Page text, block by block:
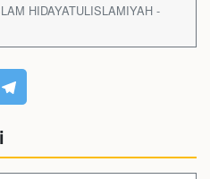
HIDAYATULISLAMIYAH -